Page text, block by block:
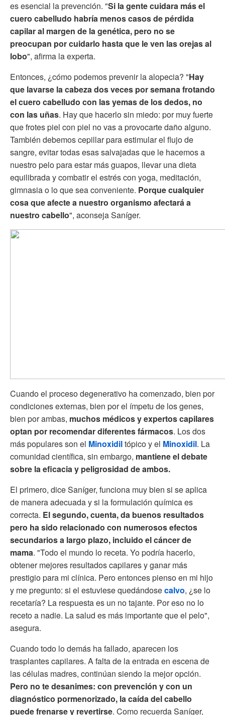
es esencial la prevención. "Si la gente cuidara más el
cuero cabelludo habría menos casos de pérdida
capilar al margen de la genética, pero no se
preocupan por cuidarlo hasta que le ven las orejas al
lobo", afirma la experta.
Entonces, ¿cómo podemos prevenir la alopecia? "Hay
que lavarse la cabeza dos veces por semana frotando
el cuero cabelludo con las yemas de los dedos, no
con las uñas. Hay que hacerlo sin miedo: por muy fuerte
que frotes piel con piel no vas a provocarte daño alguno.
También debemos cepillar para estimular el flujo de
sangre, evitar todas esas salvajadas que le hacemos a
nuestro pelo para estar más guapos, llevar una dieta
equilibrada y combatir el estrés con yoga, meditación,
gimnasia o lo que sea conveniente. Porque cualquier
cosa que afecte a nuestro organismo afectará a
nuestro cabello", aconseja Saníger.
Cuando el proceso degenerativo ha comenzado, bien por
condiciones externas, bien por el ímpetu de los genes,
bien por ambas, muchos médicos y expertos capilares
optan por recomendar diferentes fármacos. Los dos
más populares son el Minoxidiltópico y el Minoxidil. La
comunidad científica, sin embargo, mantiene el debate
sobre la eficacia y peligrosidad de ambos.
El primero, dice Saníger, funciona muy bien si se aplica
de manera adecuada y si la formulación química es
correcta. El segundo, cuenta, da buenos resultados
pero ha sido relacionado con numerosos efectos
secundarios a largo plazo, incluido el cáncer de
mama. "Todo el mundo lo receta. Yo podría hacerlo,
obtener mejores resultados capilares y ganar más
prestigio para mi clínica. Pero entonces pienso en mi hijo
y me pregunto: si el estuviese quedándosecalvo, ¿se lo
recetaría? La respuesta es un no tajante. Por eso no lo
receto a nadie. La salud es más importante que el pelo",
asegura.
Cuando todo lo demás ha fallado, aparecen los
trasplantes capilares. A falta de la entrada en escena de
las células madres, continúan siendo la mejor opción.
Pero no te desanimes: con prevención y con un
diagnóstico pormenorizado, la caída del cabello
puede frenarse y revertirse. Como recuerda Saníger,